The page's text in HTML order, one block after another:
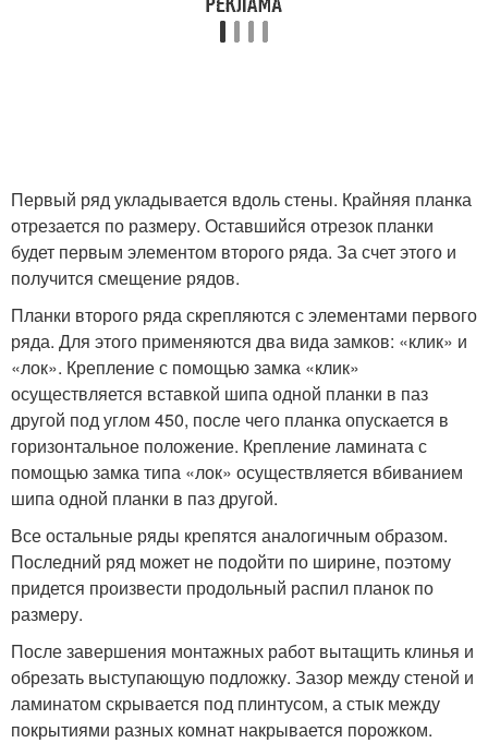
Первый ряд укладывается вдоль стены. Крайняя планка
отрезается по размеру. Оставшийся отрезок планки
будет первым элементом второго ряда. За счет этого и
получится смещение рядов.
Планки второго ряда скрепляются с элементами первого
ряда. Для этого применяются два вида замков: «клик» и
«лок». Крепление с помощью замка «клик»
осуществляется вставкой шипа одной планки в паз
другой под углом 450, после чего планка опускается в
горизонтальное положение. Крепление ламината с
помощью замка типа «лок» осуществляется вбиванием
шипа одной планки в паз другой.
Все остальные ряды крепятся аналогичным образом.
Последний ряд может не подойти по ширине, поэтому
придется произвести продольный распил планок по
размеру.
После завершения монтажных работ вытащить клинья и
обрезать выступающую подложку. Зазор между стеной и
ламинатом скрывается под плинтусом, а стык между
покрытиями разных комнат накрывается порожком.